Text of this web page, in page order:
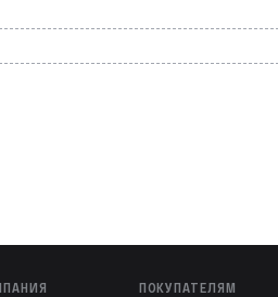
стали.
задачах.
ПОКУПАТЕЛЯМ